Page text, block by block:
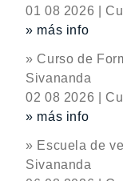
01 08 2026 |
» más info
» Curso de
Sivananda
02 08 2026 |
» más info
» Escuela de
Sivananda